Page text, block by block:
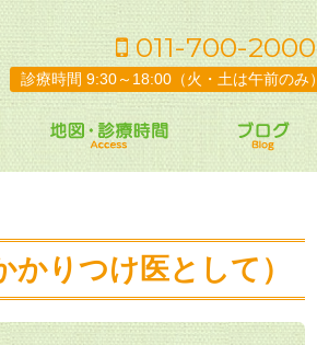
011-700-2000
診療時間 9:30～18:00（火・土は午前のみ）
かりつけ医として）